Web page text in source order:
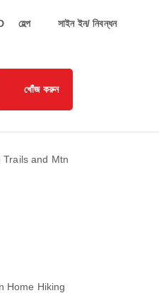
হেল্প সাইন ইন/ নিবন্ধন
খোঁজ করুন